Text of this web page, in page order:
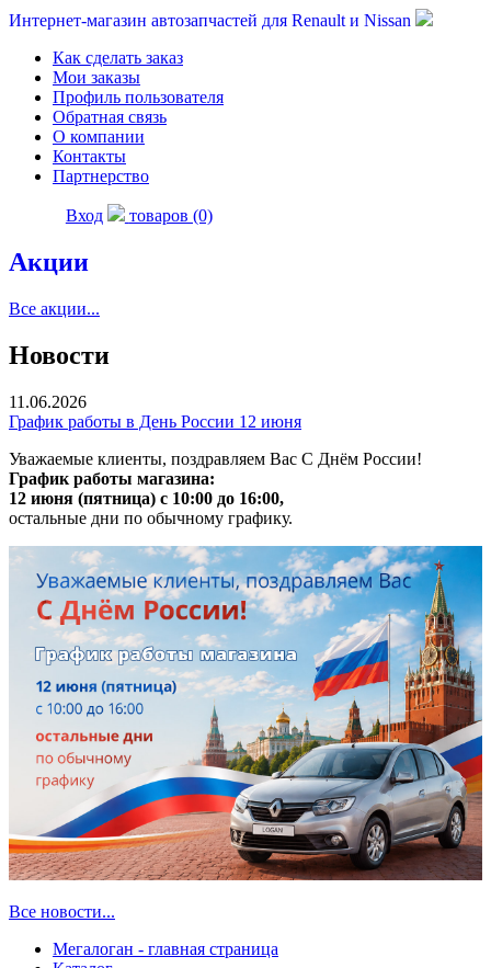
Интернет-магазин автозапчастей для Renault и Nissan
Как сделать заказ
Мои заказы
Профиль пользователя
Обратная связь
О компании
Контакты
Партнерство
Вход товаров (0)
Акции
Все акции...
Новости
11.06.2026
График работы в День России 12 июня
Уважаемые клиенты, поздравляем Вас С Днём России!
График работы магазина:
12 июня (пятница) с 10:00 до 16:00,
остальные дни по обычному графику.
Все новости...
Мегалоган - главная страница